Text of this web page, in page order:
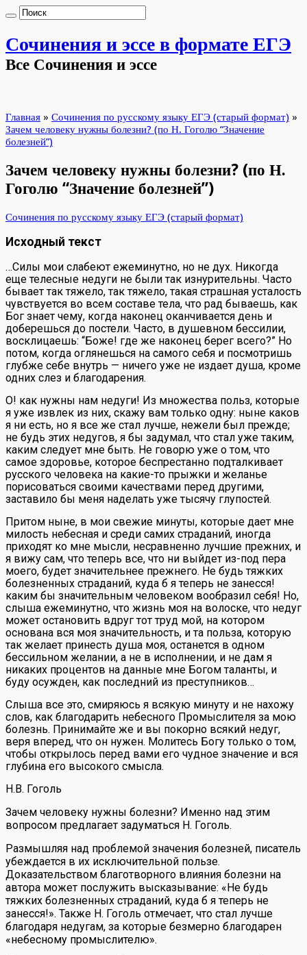
Сочинения и эссе в формате ЕГЭ
Все Сочинения и эссе
Главная » Сочинения по русскому языку ЕГЭ (старый формат) »
Зачем человеку нужны болезни? (по Н. Гоголю “Значение
болезней”)
Зачем человеку нужны болезни? (по Н.
Гоголю “Значение болезней”)
Сочинения по русскому языку ЕГЭ (старый формат)
Исходный текст
…Силы мои слабеют ежеминутно, но не дух. Никогда
еще телесные недуги не были так изнурительны. Часто
бывает так тяжело, так тяжело, такая страшная усталость
чувствуется во всем составе тела, что рад бываешь, как
Бог знает чему, когда наконец оканчивается день и
доберешься до постели. Часто, в душевном бессилии,
восклицаешь: “Боже! где же наконец берег всего?” Но
потом, когда оглянешься на самого себя и посмотришь
глубже себе внутрь — ничего уже не издает душа, кроме
одних слез и благодарения.
О! как нужны нам недуги! Из множества польз, которые
я уже извлек из них, скажу вам только одну: ныне каков
я ни есть, но я все же стал лучше, нежели был прежде;
не будь этих недугов, я бы задумал, что стал уже таким,
каким следует мне быть. Не говорю уже о том, что
самое здоровье, которое беспрестанно подталкивает
русского человека на какие-то прыжки и желанье
порисоваться своими качествами перед другими,
заставило бы меня наделать уже тысячу глупостей.
Притом ныне, в мои свежие минуты, которые дает мне
милость небесная и среди самих страданий, иногда
приходят ко мне мысли, несравненно лучшие прежних, и
я вижу сам, что теперь все, что ни выйдет из-под пера
моего, будет значительнее прежнего. Не будь тяжких
болезненных страданий, куда б я теперь не занесся!
каким бы значительным человеком вообразил себя! Но,
слыша ежеминутно, что жизнь моя на волоске, что недуг
может остановить вдруг тот труд мой, на котором
основана вся моя значительность, и та польза, которую
так желает принесть душа моя, останется в одном
бессильном желании, а не в исполнении, и не дам я
никаких процентов на данные мне Богом таланты, и
буду осужден, как последний из преступников…
Слыша все это, смиряюсь я всякую минуту и не нахожу
слов, как благодарить небесного Промыслителя за мою
болезнь. Принимайте же и вы покорно всякий недуг,
веря вперед, что он нужен. Молитесь Богу только о том,
чтобы открылось перед вами его чудное значение и вся
глубина его высокого смысла.
Н.В. Гоголь
Зачем человеку нужны болезни? Именно над этим
вопросом предлагает задуматься Н. Гоголь.
Размышляя над проблемой значения болезней, писатель
убеждается в их исключительной пользе.
Доказательством благотворного влияния болезни на
автора может послужить высказывание: «Не будь
тяжких болезненных страданий, куда б я теперь не
занесся!». Также Н. Гоголь отмечает, что стал лучше
благодаря недугам, за которые безмерно благодарен
«небесному промыслителю».